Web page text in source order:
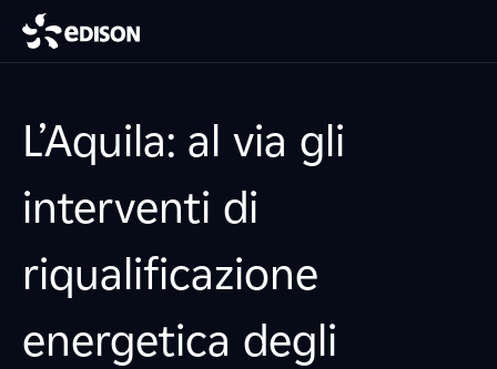
L’Aquila: al via gli
interventi di
riqualificazione
energetica degli